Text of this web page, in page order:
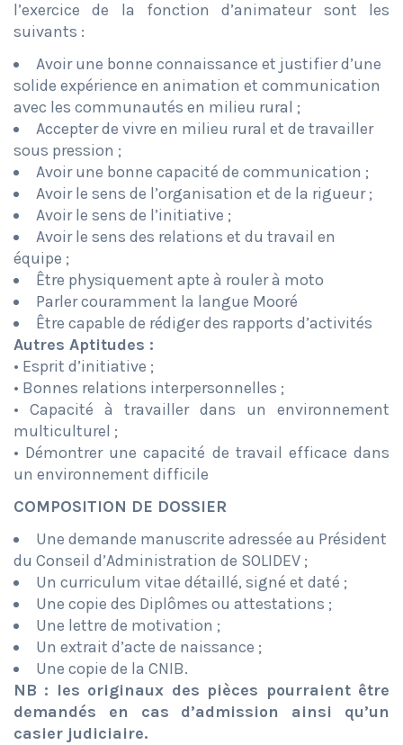
l’exercice de la fonction d’animateur sont les
suivants :
Avoir une bonne connaissance et justifier d’une
solide expérience en animation et communication
avec les communautés en milieu rural ;
Accepter de vivre en milieu rural et de travailler
sous pression ;
Avoir une bonne capacité de communication ;
Avoir le sens de l’organisation et de la rigueur ;
Avoir le sens de l’initiative ;
Avoir le sens des relations et du travail en
équipe ;
Être physiquement apte à rouler à moto
Parler couramment la langue Mooré
Être capable de rédiger des rapports d’activités
Autres Aptitudes :
• Esprit d’initiative ;
• Bonnes relations interpersonnelles ;
• Capacité à travailler dans un environnement
multiculturel ;
• Démontrer une capacité de travail efficace dans
un environnement difficile
COMPOSITION DE DOSSIER
Une demande manuscrite adressée au Président
du Conseil d’Administration de SOLIDEV ;
Un curriculum vitae détaillé, signé et daté ;
Une copie des Diplômes ou attestations ;
Une lettre de motivation ;
Un extrait d’acte de naissance ;
Une copie de la CNIB.
NB : les originaux des pièces pourraient être
demandés en cas d’admission ainsi qu’un
casier judiciaire.